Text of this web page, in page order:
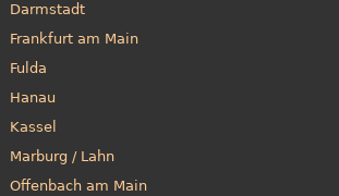
Darmstadt
Frankfurt am Main
Fulda
Hanau
Kassel
Marburg / Lahn
Offenbach am Main